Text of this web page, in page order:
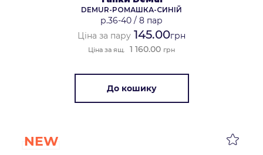
DEMUR-РОМАШКА-СИНІЙ
р.36-40 / 8 пар
Ціна за пару 145.00грн
Ціна за ящ. 1 160.00 грн
До кошику
NEW